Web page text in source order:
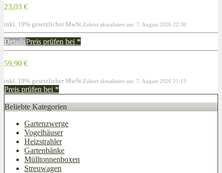
23,03 €
inkl. 19% gesetzlicher MwSt. Zuletzt aktualisiert am: 7. August 2026 22:30
DetailsPreis prüfen bei *
59,90 €
inkl. 19% gesetzlicher MwSt. Zuletzt aktualisiert am: 7. August 2026 21:13
Preis prüfen bei *
Beliebte Kategorien
Gartenzwerge
Vogelhäuser
Heizstrahler
Gartenbänke
Mülltonnenboxen
Streuwagen